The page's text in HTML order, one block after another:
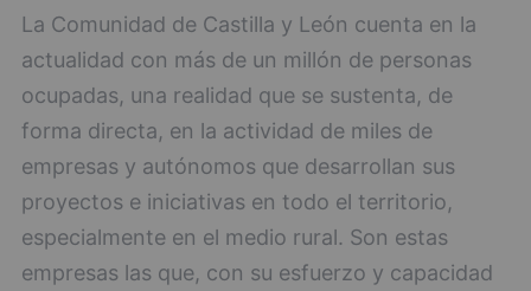
La Comunidad de Castilla y León cuenta en la
actualidad con más de un millón de personas
ocupadas, una realidad que se sustenta, de
forma directa, en la actividad de miles de
empresas y autónomos que desarrollan sus
proyectos e iniciativas en todo el territorio,
especialmente en el medio rural. Son estas
empresas las que, con su esfuerzo y capacidad